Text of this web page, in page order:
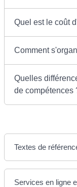
Quel est le coût
Comment
Quelles
de compétences
Textes de
Services en ligne